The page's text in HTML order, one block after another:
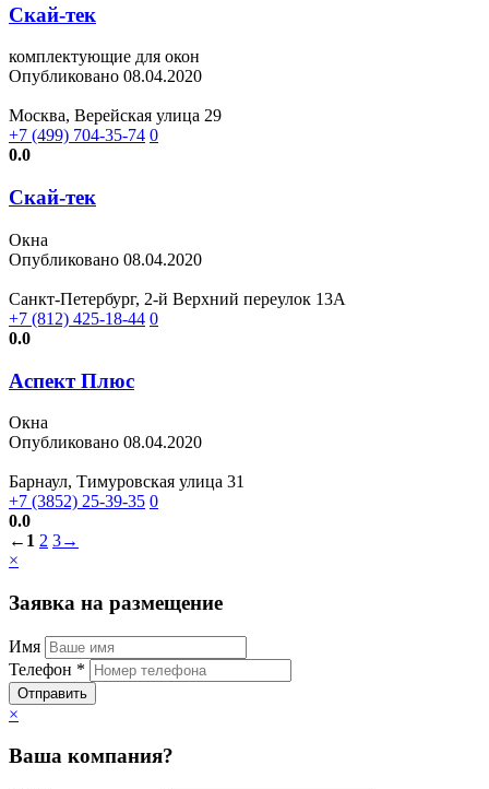
Скай-тек
комплектующие для окон
Опубликовано 08.04.2020
Москва, Верейская улица 29
+7 (499) 704-35-74 0
0.0
Скай-тек
Окна
Опубликовано 08.04.2020
Санкт-Петербург, 2-й Верхний переулок 13А
+7 (812) 425-18-44 0
0.0
Аспект Плюс
Окна
Опубликовано 08.04.2020
Барнаул, Тимуровская улица 31
+7 (3852) 25-39-35 0
0.0
← 1 2 3→
×
Заявка на размещение
Имя
Телефон *
Отправить
×
Ваша компания?